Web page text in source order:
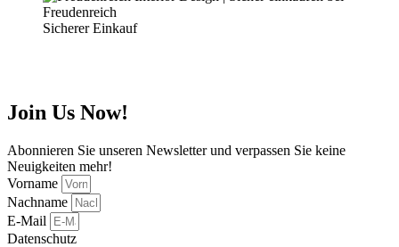
Sicherer Einkauf
Join Us Now!
Abonnieren Sie unseren Newsletter und verpassen Sie keine
Neuigkeiten mehr!
Vorname
Nachname
E-Mail
Datenschutz